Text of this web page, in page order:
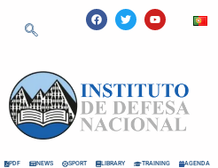
F
a
c
k
T
w
i
Y
o
u
PDF NEWS SPORT LIBRARY TRAINING AGENDA